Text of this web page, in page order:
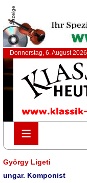
Anzeige
Donnerstag, 6. August 2026
≡
≡
György Ligeti
ungar. Komponist